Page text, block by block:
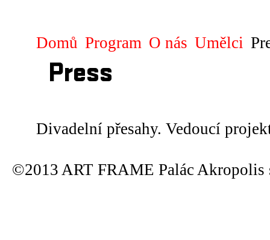
Domů Program O nás Umělci
Press
Divadelní přesahy. Vedoucí
©2013 ART FRAME Palác Akropolis